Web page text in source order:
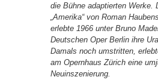
die Bühne adaptierten Werke.
„Amerika“ von Roman
erlebte 1966 unter Bruno
Deutschen Oper Berlin ihre
Damals noch umstritten,
am Opernhaus Zürich eine
Neuinszenierung.